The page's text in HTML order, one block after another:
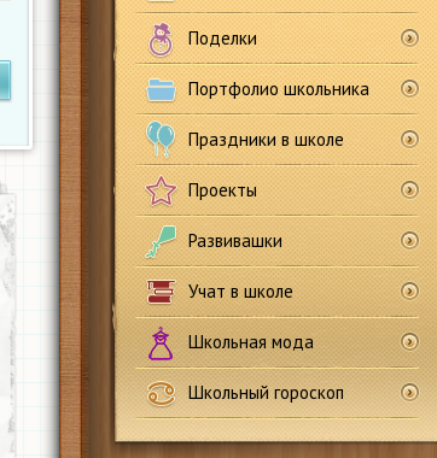
Поделки
Портфолио школьника
Праздники в школе
Проекты
Развивашки
Учат в школе
Школьная мода
Школьный гороскоп